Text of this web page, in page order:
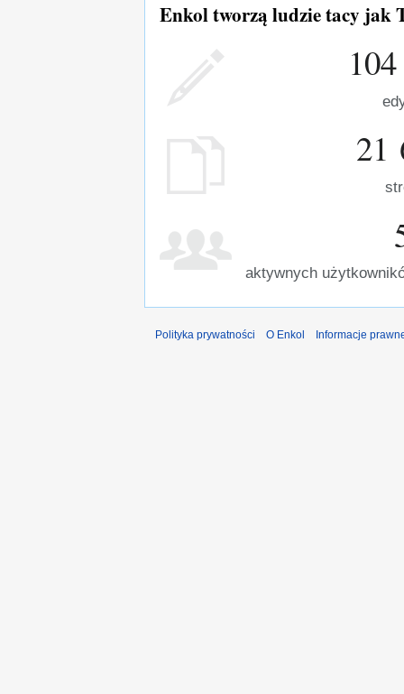
Enkol tworzą ludzie tacy jak
21
aktywnych
Polityka prywatności O Enkol Informacje